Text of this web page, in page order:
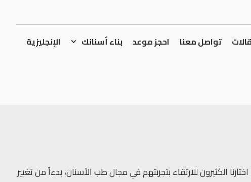
تواصل معنا احجز موعد بناء أسنانك الإنجليزية
للارتقاء بتجربتهم في مجال طب الأسنان، بدءاً من تغيير